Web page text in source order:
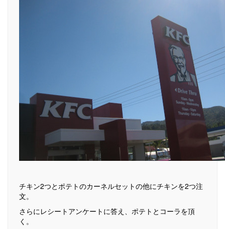
チキン2つとポテトのカーネルセットの他にチキンを2つ注
文。
さらにレシートアンケートに答え、ポテトとコーラを頂
く。